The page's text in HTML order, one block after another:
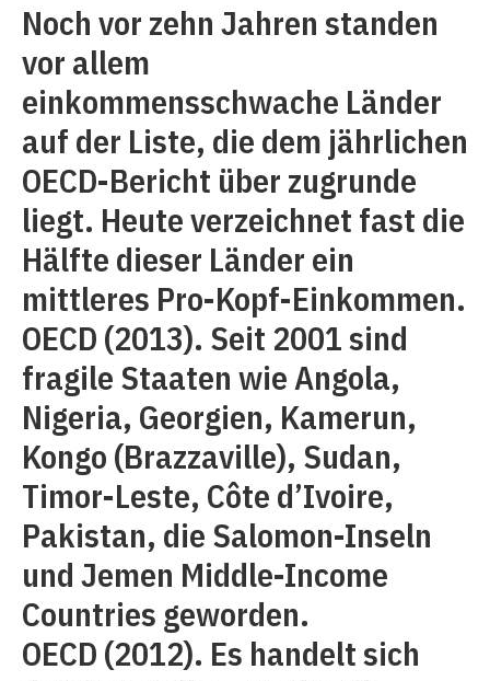
Noch vor zehn Jahren standen
vor allem
einkommensschwache Länder
auf der Liste, die dem jährlichen
OECD-Bericht über zugrunde
liegt. Heute verzeichnet fast die
Hälfte dieser Länder ein
mittleres Pro-Kopf-Einkommen.
OECD (2013). Seit 2001 sind
fragile Staaten wie Angola,
Nigeria, Georgien, Kamerun,
Kongo (Brazzaville), Sudan,
Timor-Leste, Côte d’Ivoire,
Pakistan, die Salomon-Inseln
und Jemen Middle-Income
Countries geworden.
OECD (2012). Es handelt sich